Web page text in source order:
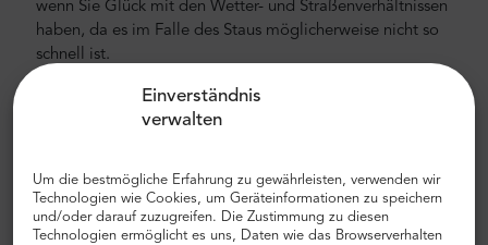
Einverständnis
verwalten
Um die bestmögliche Erfahrung zu gewährleisten, verwenden wir
Technologien wie Cookies, um Geräteinformationen zu speichern
und/oder darauf zuzugreifen. Die Zustimmung zu diesen
Technologien ermöglicht es uns, Daten wie das Browserverhalten
wenn Sie Glück mit den Wetter- und Straßenverhältnissen
haben, da es im Falle des Staus möglicherweise nicht so
schnell ist.
Flughafen- und Stadttransfer
Mr.Shuttle, einer Auswahl von Trip-Advisor-Benutzern für
Reisende. Wir bieten Tür-zu-Tür-Transport in neuen,
modernen, komfortablen klimatisierten Mercedes-Benz